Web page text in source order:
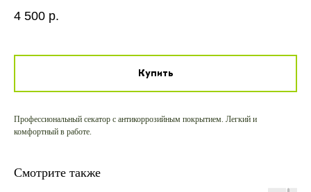
4 500 р.
Купить
Профессиональный секатор с антикоррозийным покрытием. Легкий и
комфортный в работе.
Смотрите также